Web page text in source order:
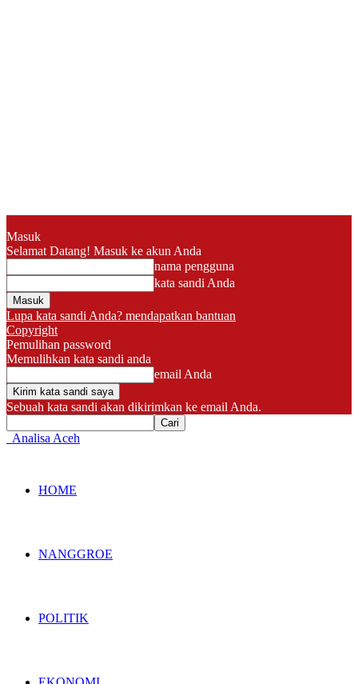
Masuk
Selamat Datang! Masuk ke akun Anda
nama pengguna
kata sandi Anda
Lupa kata sandi Anda? mendapatkan bantuan
Copyright
Pemulihan password
Memulihkan kata sandi anda
email Anda
Sebuah kata sandi akan dikirimkan ke email Anda.
Analisa Aceh
HOME
NANGGROE
POLITIK